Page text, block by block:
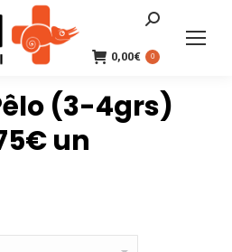
Search:
0,00€ 0
(3-4grs)
un